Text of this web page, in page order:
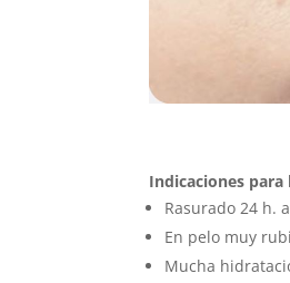
Indicaciones
Rasurado 24 h.
En pelo muy
Mucha